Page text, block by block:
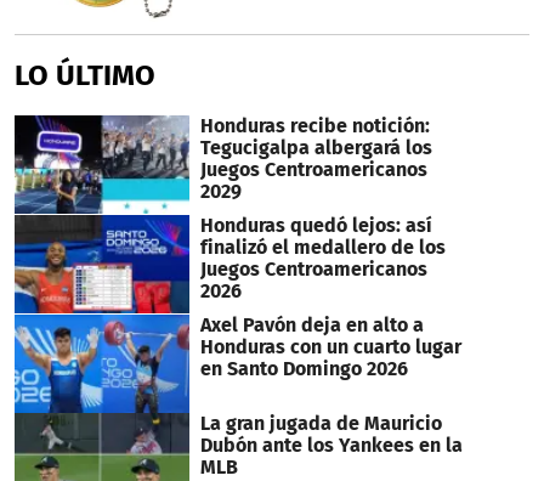
LO ÚLTIMO
Honduras recibe notición:
Tegucigalpa albergará los
Juegos Centroamericanos
2029
Honduras quedó lejos: así
finalizó el medallero de los
Juegos Centroamericanos
2026
Axel Pavón deja en alto a
Honduras con un cuarto lugar
en Santo Domingo 2026
La gran jugada de Mauricio
Dubón ante los Yankees en la
MLB